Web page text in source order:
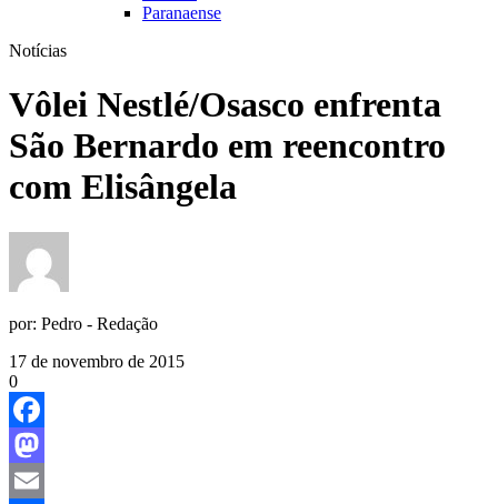
Paranaense
Notícias
Vôlei Nestlé/Osasco enfrenta
São Bernardo em reencontro
com Elisângela
por: Pedro - Redação
17 de novembro de 2015
0
Facebook
Mastodon